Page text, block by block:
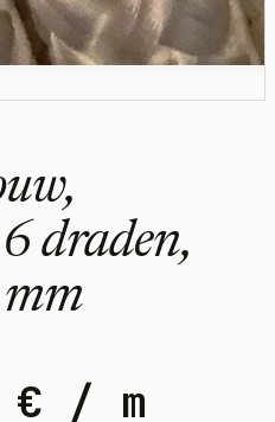
draden,
€ / m